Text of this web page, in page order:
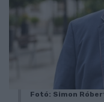
Fotó: Simon